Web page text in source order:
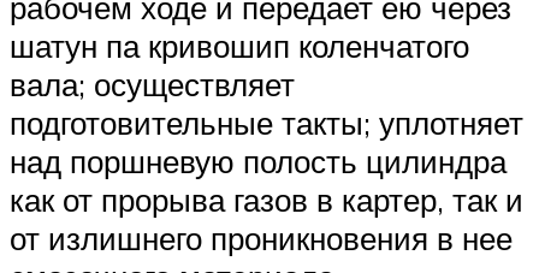
шатун па кривошип коленчатого
вала; осуществляет
подготовительные такты; уплотняет
над поршневую полость цилиндра
как от прорыва газов в картер, так и
от излишнего проникновения в нее